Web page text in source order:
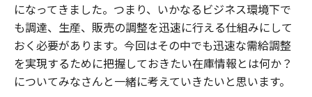
になってきました。つまり、いかなるビジネス環境下で
も調達、生産、販売の調整を迅速に行える仕組みにして
おく必要があります。今回はその中でも迅速な需給調整
を実現するために把握しておきたい在庫情報とは何か？
についてみなさんと一緒に考えていきたいと思います。